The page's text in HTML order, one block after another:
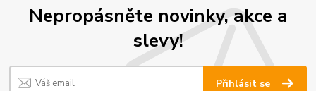
Nepropásněte novinky, akce a
slevy!
Přihlásit se